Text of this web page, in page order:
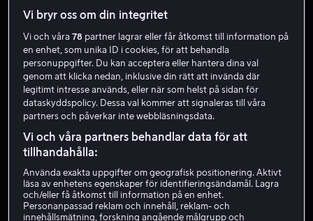
Doktor Mabuses 1000 ögon
15 år
HD
Hyr 49 kr
Vi bryr oss om din integritet
Vi och våra78 partner lagrar eller får åtkomst till information på
en enhet, som unika ID i cookies, för att behandla
personuppgifter. Du kan acceptera eller hantera dina val
genom att klicka nedan, inklusive din rätt att invända där
legitimt intresse används, eller när som helst på sidan för
dataskyddspolicy. Dessa val kommer att signaleras till våra
partners och påverkar inte webbläsningsdata.
Vi och våra partners behandlar data för att
tillhandahålla:
Använda exakta uppgifter om geografisk positionering. Aktivt
läsa av enhetens egenskaper för identifieringsändamål. Lagra
och/eller få åtkomst till information på en enhet.
Personanpassad reklam och innehåll, reklam- och
innehållsmätning, forskning angående målgrupp och